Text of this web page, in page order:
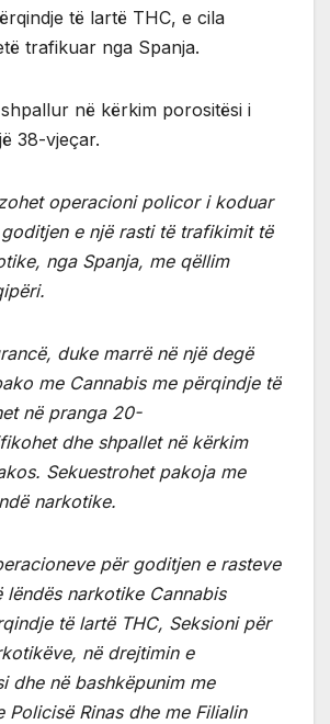
të lartë THC, e cila
trafikuar nga Spanja.
në kërkim porositësi i
38-vjeçar.
operacioni policor i koduar
goditjen e një rasti të trafikimit të
nga Spanja, me qëllim
duke marrë në një degë
me Cannabis me përqindje të
në pranga 20-
dhe shpallet në kërkim
Sekuestrohet pakoja me
narkotike.
për goditjen e rasteve
lëndës narkotike Cannabis
të lartë THC, Seksioni për
në drejtimin e
dhe në bashkëpunim me
Policisë Rinas dhe me Filialin